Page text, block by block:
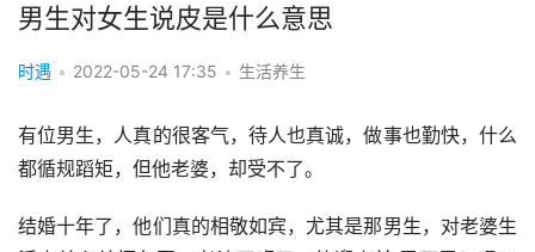
男生对女生说皮是什么意思
时遇 • 2022-05-24 17:35 • 生活养生
有位男生，人真的很客气，待人也真诚，做事也勤快，什么
都循规蹈矩，但他老婆，却受不了。
结婚十年了，他们真的相敬如宾，尤其是那男生，对老婆生